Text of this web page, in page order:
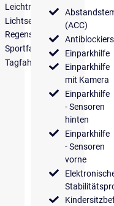
Leichtmetallfelgen
Lichtsensor
Regensensor
Sportfahrwerk
Tagfahrlicht
(ACC)
Einparkhilfe
Einparkhilfe
mit Kamera
Einparkhilfe
- Sensoren
hinten
Einparkhilfe
- Sensoren
vorne